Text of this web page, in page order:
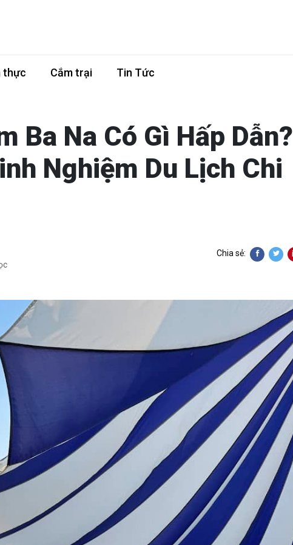
thực Cắm trại Tin Tức
Ba Na Có Gì Hấp Dẫn?
Nghiệm Du Lịch Chi
Chia sẻ: